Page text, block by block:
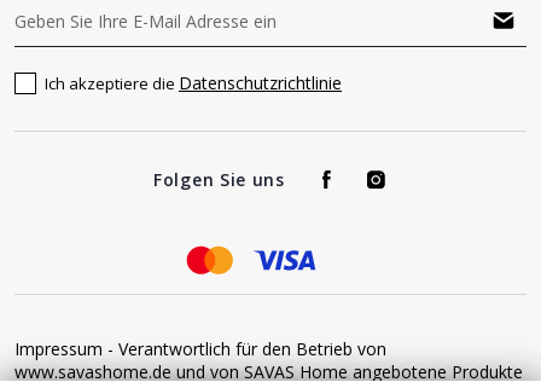
Ich akzeptiere die Datenschutzrichtlinie
Folgen Sie uns
Impressum - Verantwortlich für den Betrieb von
www.savashome.de und von SAVAS Home angebotene Produkte